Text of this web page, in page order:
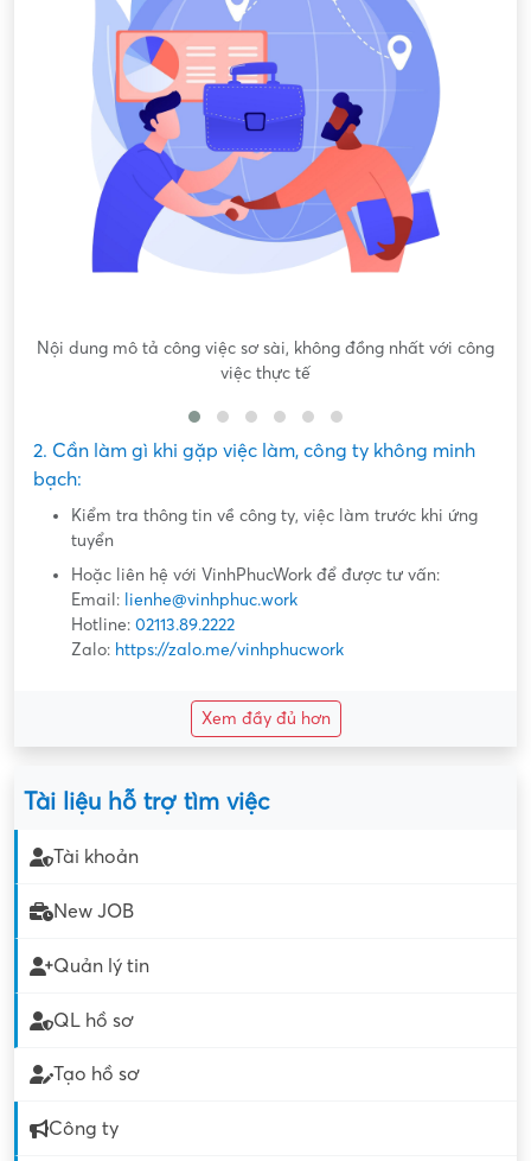
Nội dung mô tả công việc sơ sài, không đồng nhất với công
việc thực tế
2. Cần làm gì khi gặp việc làm, công ty không minh
bạch:
Kiểm tra thông tin về công ty, việc làm trước khi ứng
tuyển
Hoặc liên hệ với VinhPhucWork để được tư vấn:
Email: lienhe@vinhphuc.work
Hotline: 02113.89.2222
Zalo: https://zalo.me/vinhphucwork
Xem đầy đủ hơn
Tài liệu hỗ trợ tìm việc
Tài khoản
New JOB
Quản lý tin
QL hồ sơ
Tạo hồ sơ
Công ty